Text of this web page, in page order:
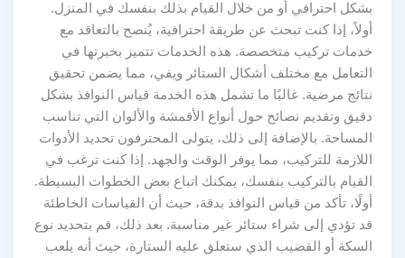
بشكل احترافي أو من خلال القيام بذلك بنفسك في المنزل.
أولاً، إذا كنت تبحث عن طريقة احترافية، يُنصح بالتعاقد مع
خدمات تركيب متخصصة. هذه الخدمات تتميز بخبرتها في
التعامل مع مختلف أشكال الستائر ويفي، مما يضمن تحقيق
نتائج مرضية. غالبًا ما تشمل هذه الخدمة قياس النوافذ بشكل
دقيق وتقديم نصائح حول أنواع الأقمشة والألوان التي تناسب
المساحة. بالإضافة إلى ذلك، يتولى المحترفون تحديد الأدوات
اللازمة للتركيب، مما يوفر الوقت والجهد. إذا كنت ترغب في
القيام بالتركيب بنفسك، يمكنك اتباع بعض الخطوات البسيطة.
أولًا، تأكد من قياس النوافذ بدقة، حيث أن القياسات الخاطئة
قد تؤدي إلى شراء ستائر غير مناسبة. بعد ذلك، قم بتحديد نوع
السكة أو القضيب الذي ستعلق عليه الستارة، حيث أنه يلعب